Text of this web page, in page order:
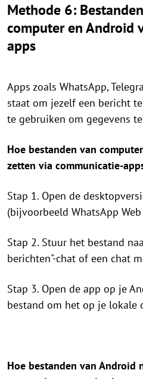
Methode 6:
computer en Android
apps
Apps zoals WhatsApp,
staat om jezelf een bericht
te gebruiken om gegevens
Hoe bestanden van
zetten via communicatie-
Stap 1. Open de
(bijvoorbeeld WhatsApp
Stap 2. Stuur het bestand
berichten"-chat of een chat
Stap 3. Open de app op je
bestand om het op je lokale
Hoe bestanden van Android